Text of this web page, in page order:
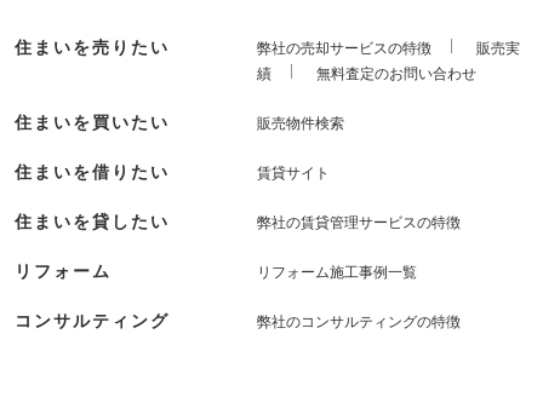
住まいを売りたい 弊社の売却サービスの特徴
販売実
績
無料査定のお問い合わせ
住まいを買いたい 販売物件検索
住まいを借りたい 賃貸サイト
住まいを貸したい 弊社の賃貸管理サービスの特徴
リフォーム リフォーム施工事例一覧
コンサルティング 弊社のコンサルティングの特徴